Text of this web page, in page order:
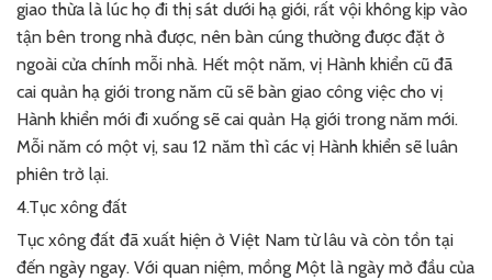
giao thừa là lúc họ đi thị sát dưới hạ giới, rất vội không kịp vào
tận bên trong nhà được, nên bàn cúng thường được đặt ở
ngoài cửa chính mỗi nhà. Hết một năm, vị Hành khiển cũ đã
cai quản hạ giới trong năm cũ sẽ bàn giao công việc cho vị
Hành khiển mới đi xuống sẽ cai quản Hạ giới trong năm mới.
Mỗi năm có một vị, sau 12 năm thì các vị Hành khiển sẽ luân
phiên trở lại.
4.Tục xông đất
Tục xông đất đã xuất hiện ở Việt Nam từ lâu và còn tồn tại
đến ngày ngay. Với quan niệm, mồng Một là ngày mở đầu của